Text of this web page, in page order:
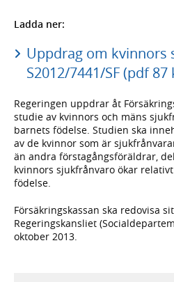
Ladda ner:
Uppdrag om kvinnors
S2012/7441/SF (pdf 87
Regeringen uppdrar åt
studie av kvinnors och mäns
barnets födelse. Studien ska
av de kvinnor som är
än andra förstagångsföräldrar,
kvinnors sjukfrånvaro ökar
födelse.
Försäkringskassan ska redovisa
Regeringskansliet
oktober 2013.